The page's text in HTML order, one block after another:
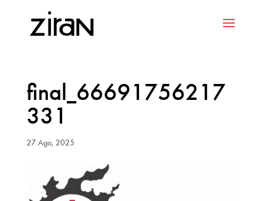
final_66691756217
331
27 Ago, 2025